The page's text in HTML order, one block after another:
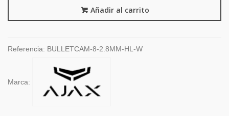
Añadir al carrito
Referencia: BULLETCAM-8-2.8MM-HL-W
Marca: